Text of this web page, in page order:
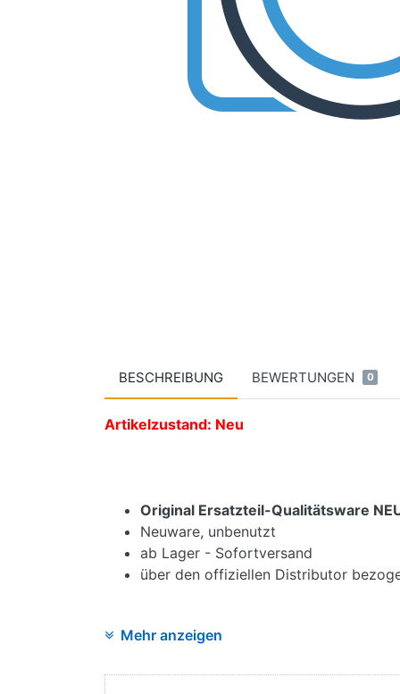
BESCHREIBUNG BEWERTUNGEN 0
Artikelzustand: Neu
Original Ersatzteil-Qualitätsware
Neuware, unbenutzt
ab Lager - Sofortversand
über den offiziellen Distributor
Angaben zur Produktsicherheit:
Mehr anzeigen